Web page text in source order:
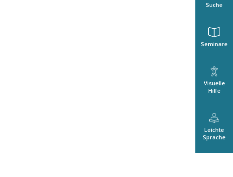
Suche
Seminare
Visuelle
Hilfe
Leichte
Sprache